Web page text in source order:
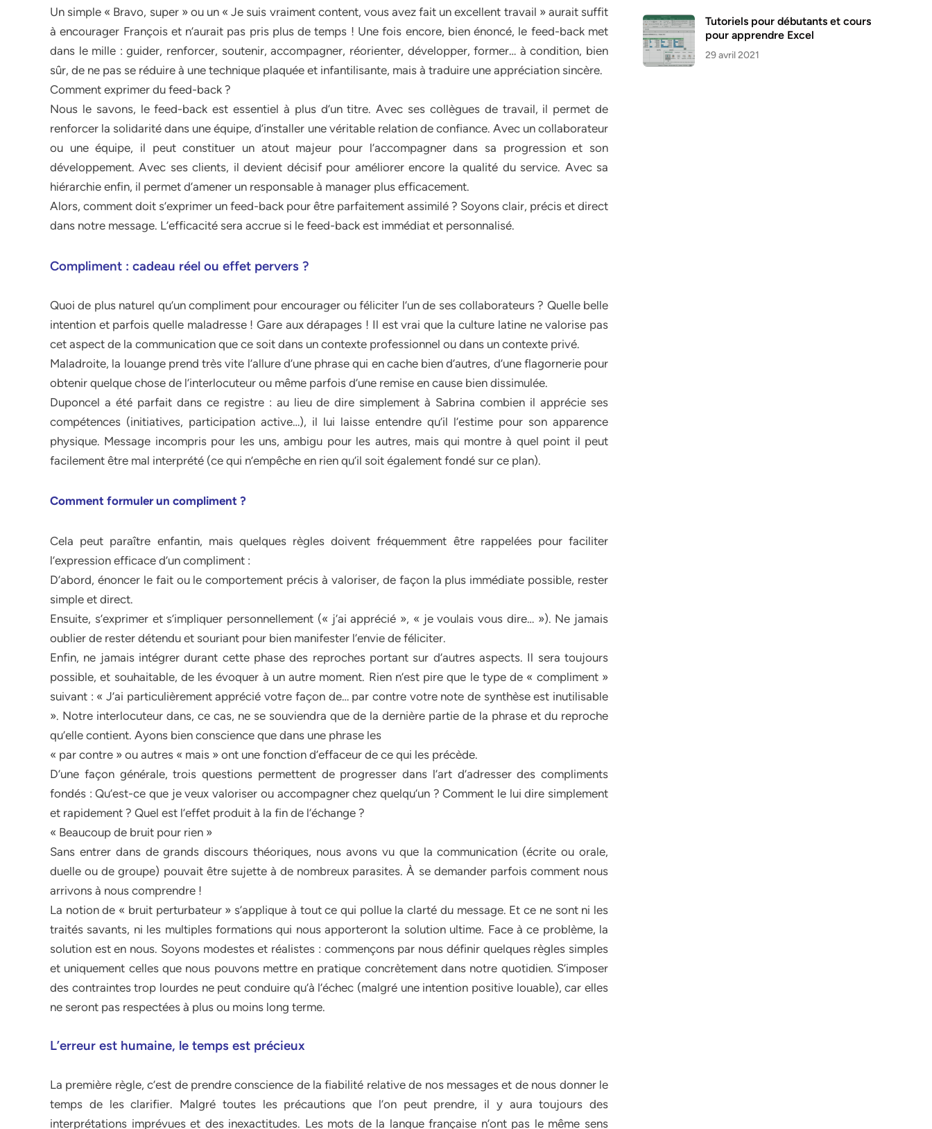
Un simple « Bravo, super » ou un « Je suis vraiment content, vous avez fait un excellent travail » aurait suffit
à encourager François et n’aurait pas pris plus de temps ! Une fois encore, bien énoncé, le feed-back met
dans le mille : guider, renforcer, soutenir, accompagner, réorienter, développer, former… à condition, bien
sûr, de ne pas se réduire à une technique plaquée et infantilisante, mais à traduire une appréciation sincère.
Comment exprimer du feed-back ?
Nous le savons, le feed-back est essentiel à plus d’un titre. Avec ses collègues de travail, il permet de
renforcer la solidarité dans une équipe, d’installer une véritable relation de confiance. Avec un collaborateur
ou une équipe, il peut constituer un atout majeur pour l’accompagner dans sa progression et son
développement. Avec ses clients, il devient décisif pour améliorer encore la qualité du service. Avec sa
hiérarchie enfin, il permet d’amener un responsable à manager plus efficacement.
Alors, comment doit s’exprimer un feed-back pour être parfaitement assimilé ? Soyons clair, précis et direct
dans notre message. L’efficacité sera accrue si le feed-back est immédiat et personnalisé.
Compliment : cadeau réel ou effet pervers ?
Quoi de plus naturel qu’un compliment pour encourager ou féliciter l’un de ses collaborateurs ? Quelle belle
intention et parfois quelle maladresse ! Gare aux dérapages ! Il est vrai que la culture latine ne valorise pas
cet aspect de la communication que ce soit dans un contexte professionnel ou dans un contexte privé.
Maladroite, la louange prend très vite l’allure d’une phrase qui en cache bien d’autres, d’une flagornerie pour
obtenir quelque chose de l’interlocuteur ou même parfois d’une remise en cause bien dissimulée.
Duponcel a été parfait dans ce registre : au lieu de dire simplement à Sabrina combien il apprécie ses
compétences (initiatives, participation active…), il lui laisse entendre qu’il l’estime pour son apparence
physique. Message incompris pour les uns, ambigu pour les autres, mais qui montre à quel point il peut
facilement être mal interprété (ce qui n’empêche en rien qu’il soit également fondé sur ce plan).
Comment formuler un compliment ?
Cela peut paraître enfantin, mais quelques règles doivent fréquemment être rappelées pour faciliter
l’expression efficace d’un compliment :
D’abord, énoncer le fait ou le comportement précis à valoriser, de façon la plus immédiate possible, rester
simple et direct.
Ensuite, s’exprimer et s’impliquer personnellement (« j’ai apprécié », « je voulais vous dire… »). Ne jamais
oublier de rester détendu et souriant pour bien manifester l’envie de féliciter.
Enfin, ne jamais intégrer durant cette phase des reproches portant sur d’autres aspects. Il sera toujours
possible, et souhaitable, de les évoquer à un autre moment. Rien n’est pire que le type de « compliment »
suivant : « J’ai particulièrement apprécié votre façon de… par contre votre note de synthèse est inutilisable
». Notre interlocuteur dans, ce cas, ne se souviendra que de la dernière partie de la phrase et du reproche
qu’elle contient. Ayons bien conscience que dans une phrase les
« par contre » ou autres « mais » ont une fonction d’effaceur de ce qui les précède.
D’une façon générale, trois questions permettent de progresser dans l’art d’adresser des compliments
fondés : Qu’est-ce que je veux valoriser ou accompagner chez quelqu’un ? Comment le lui dire simplement
et rapidement ? Quel est l’effet produit à la fin de l’échange ?
« Beaucoup de bruit pour rien »
Sans entrer dans de grands discours théoriques, nous avons vu que la communication (écrite ou orale,
duelle ou de groupe) pouvait être sujette à de nombreux parasites. À se demander parfois comment nous
arrivons à nous comprendre !
La notion de « bruit perturbateur » s’applique à tout ce qui pollue la clarté du message. Et ce ne sont ni les
traités savants, ni les multiples formations qui nous apporteront la solution ultime. Face à ce problème, la
solution est en nous. Soyons modestes et réalistes : commençons par nous définir quelques règles simples
et uniquement celles que nous pouvons mettre en pratique concrètement dans notre quotidien. S’imposer
des contraintes trop lourdes ne peut conduire qu’à l’échec (malgré une intention positive louable), car elles
ne seront pas respectées à plus ou moins long terme.
L’erreur est humaine, le temps est précieux
La première règle, c’est de prendre conscience de la fiabilité relative de nos messages et de nous donner le
temps de les clarifier. Malgré toutes les précautions que l’on peut prendre, il y aura toujours des
interprétations imprévues et des inexactitudes. Les mots de la langue française n’ont pas le même sens
Tutoriels pour débutants et cours
pour apprendre Excel
29 avril 2021